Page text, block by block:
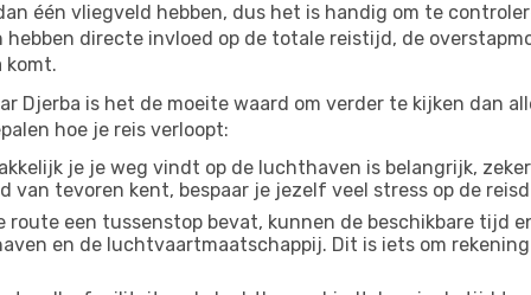
één vliegveld hebben, dus het is handig om te
directe invloed op de totale reistijd, de
komt.
Djerba is het de moeite waard om verder te kijken dan
hoe je reis verloopt:
je je weg vindt op de luchthaven is belangrijk,
tevoren kent, bespaar je jezelf veel stress op de
route een tussenstop bevat, kunnen de beschikbare tijd
en de luchtvaartmaatschappij. Dit is iets om